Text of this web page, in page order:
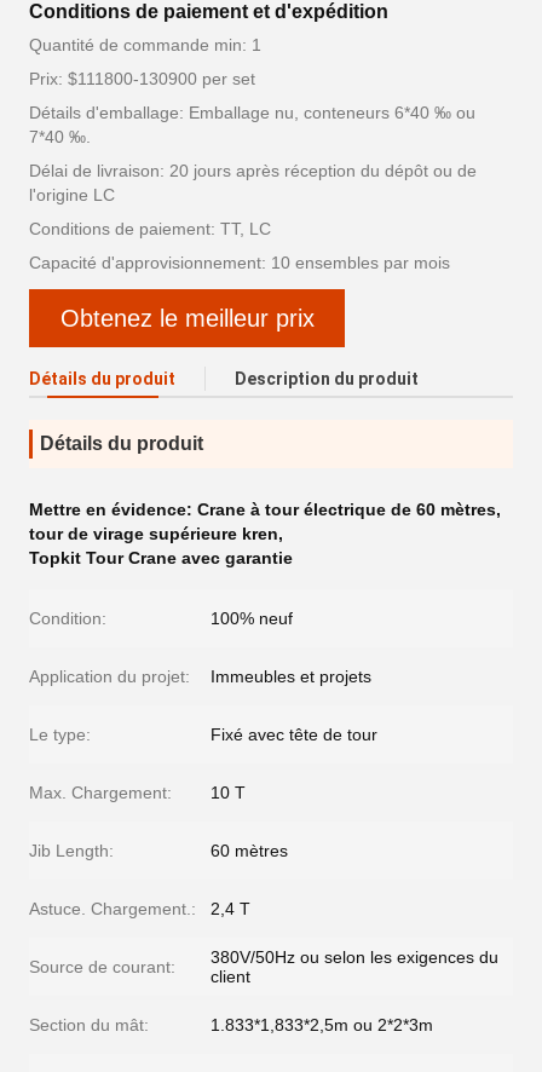
Conditions de paiement et d'expédition
Quantité de commande min: 1
Prix: $111800-130900 per set
Détails d'emballage: Emballage nu, conteneurs 6*40 ‰ ou
7*40 ‰.
Délai de livraison: 20 jours après réception du dépôt ou de
l'origine LC
Conditions de paiement: TT, LC
Capacité d'approvisionnement: 10 ensembles par mois
Obtenez le meilleur prix
Détails du produit Description du produit
Détails du produit
Mettre en évidence: Crane à tour électrique de 60 mètres,
tour de virage supérieure kren,
Topkit Tour Crane avec garantie
Condition: 100% neuf
Application du projet: Immeubles et projets
Le type: Fixé avec tête de tour
Max. Chargement: 10 T
Jib Length: 60 mètres
Astuce. Chargement.: 2,4 T
Source de courant:
380V/50Hz ou selon les exigences du
client
Section du mât: 1.833*1,833*2,5m ou 2*2*3m